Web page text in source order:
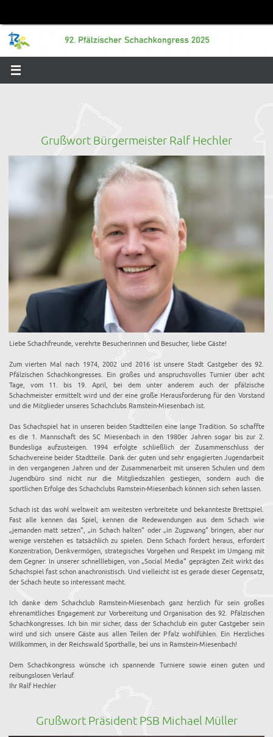
springen
Grußwort Bürgermeister Ralf Hechler
Liebe Schachfreunde, verehrte Besucherinnen und Besucher, liebe Gäste!
Zum vierten Mal nach 1974, 2002 und 2016 ist unsere Stadt Gastgeber des 92.
Pfälzischen Schachkongresses. Ein großes und anspruchsvolles Turnier über acht
Tage, vom 11. bis 19. April, bei dem unter anderem auch der pfälzische
Schachmeister ermittelt wird und der eine große Herausforderung für den Vorstand
und die Mitglieder unseres Schachclubs Ramstein-Miesenbach ist.
Das Schachspiel hat in unseren beiden Stadtteilen eine lange Tradition. So schaffte
es die 1. Mannschaft des SC Miesenbach in den 1980er Jahren sogar bis zur 2.
Bundesliga aufzusteigen. 1994 erfolgte schließlich der Zusammenschluss der
Schachvereine beider Stadtteile. Dank der guten und sehr engagierten Jugendarbeit
in den vergangenen Jahren und der Zusammenarbeit mit unseren Schulen und dem
Jugendbüro sind nicht nur die Mitgliedszahlen gestiegen, sondern auch die
sportlichen Erfolge des Schachclubs Ramstein-Miesenbach können sich sehen lassen.
Schach ist das wohl weltweit am weitesten verbreitete und bekannteste Brettspiel.
Fast alle kennen das Spiel, kennen die Redewendungen aus dem Schach wie
„jemanden matt setzen“, „in Schach halten“ oder „in Zugzwang“ bringen, aber nur
wenige verstehen es tatsächlich zu spielen. Denn Schach fordert heraus, erfordert
Konzentration, Denkvermögen, strategisches Vorgehen und Respekt im Umgang mit
dem Gegner. In unserer schnelllebigen, von „Social Media“ geprägten Zeit wirkt das
Schachspiel fast schon anachronistisch. Und vielleicht ist es gerade dieser Gegensatz,
der Schach heute so interessant macht.
Ich danke dem Schachclub Ramstein-Miesenbach ganz herzlich für sein großes
ehrenamtliches Engagement zur Vorbereitung und Organisation des 92. Pfälzischen
Schachkongresses. Ich bin mir sicher, dass der Schachclub ein guter Gastgeber sein
wird und sich unsere Gäste aus allen Teilen der Pfalz wohlfühlen. Ein Herzliches
Willkommen, in der Reichswald Sporthalle, bei uns in Ramstein-Miesenbach!
Dem Schachkongress wünsche ich spannende Turniere sowie einen guten und
reibungslosen Verlauf.
Ihr Ralf Hechler
Grußwort Präsident PSB Michael Müller